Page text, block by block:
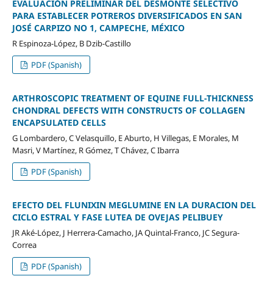
EVALUACIÓN PRELIMINAR DEL DESMONTE SELECTIVO
PARA ESTABLECER POTREROS DIVERSIFICADOS EN SAN
JOSÉ CARPIZO NO 1, CAMPECHE, MÉXICO
R Espinoza-López, B Dzib-Castillo
PDF (Spanish)
ARTHROSCOPIC TREATMENT OF EQUINE FULL-THICKNESS
CHONDRAL DEFECTS WITH CONSTRUCTS OF COLLAGEN
ENCAPSULATED CELLS
G Lombardero, C Velasquillo, E Aburto, H Villegas, E Morales, M
Masri, V Martínez, R Gómez, T Chávez, C Ibarra
PDF (Spanish)
EFECTO DEL FLUNIXIN MEGLUMINE EN LA DURACION DEL
CICLO ESTRAL Y FASE LUTEA DE OVEJAS PELIBUEY
JR Aké-López, J Herrera-Camacho, JA Quintal-Franco, JC Segura-
Correa
PDF (Spanish)